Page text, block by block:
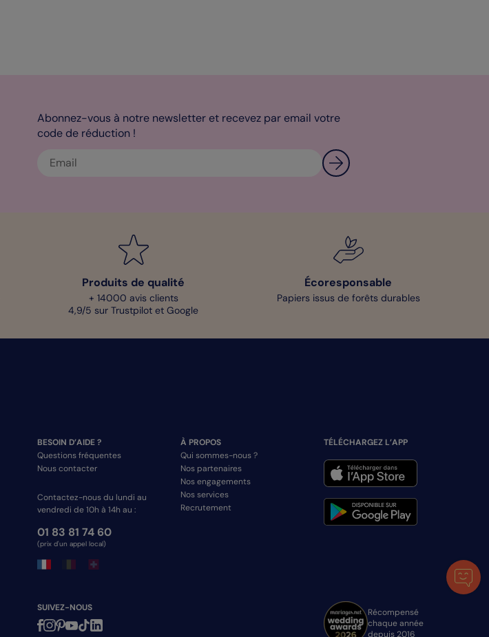
Abonnez-vous à notre newsletter et recevez par email votre
code de réduction !
Produits de qualité
+ 14000 avis clients
4,9/5 sur Trustpilot et Google
Écoresponsable
Papiers issus de forêts durables
BESOIN D’AIDE ?
Questions fréquentes
Nous contacter
Contactez-nous du lundi au
vendredi de 10h à 14h au :
01 83 81 74 60
(prix d'un appel local)
À PROPOS
Qui sommes-nous ?
Nos partenaires
Nos engagements
Nos services
Recrutement
TÉLÉCHARGEZ L’APP
SUIVEZ-NOUS
Récompensé
chaque année
depuis 2016